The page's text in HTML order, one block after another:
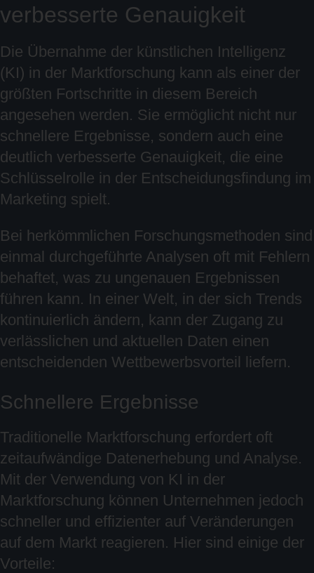
verbesserte Genauigkeit
Die Übernahme der künstlichen Intelligenz
(KI) in der Marktforschung kann als einer der
größten Fortschritte in diesem Bereich
angesehen werden. Sie ermöglicht nicht nur
schnellere Ergebnisse, sondern auch eine
deutlich verbesserte Genauigkeit, die eine
Schlüsselrolle in der Entscheidungsfindung im
Marketing spielt.
Bei herkömmlichen Forschungsmethoden sind
einmal durchgeführte Analysen oft mit Fehlern
behaftet, was zu ungenauen Ergebnissen
führen kann. In einer Welt, in der sich Trends
kontinuierlich ändern, kann der Zugang zu
verlässlichen und aktuellen Daten einen
entscheidenden Wettbewerbsvorteil liefern.
Schnellere Ergebnisse
Traditionelle Marktforschung erfordert oft
zeitaufwändige Datenerhebung und Analyse.
Mit der Verwendung von KI in der
Marktforschung können Unternehmen jedoch
schneller und effizienter auf Veränderungen
auf dem Markt reagieren. Hier sind einige der
Vorteile: